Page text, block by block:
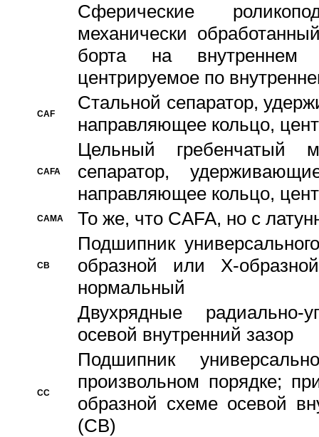
Сферические
механически
борта на внутреннем
центрируемое по
CAF
Стальной сепаратор,
направляющее кольцо,
CAFA
Цельный гребенчатый
сепаратор,
направляющее кольцо,
CAMA То же, что CAFA, но с
CB
Подшипник
образной или Х-
нормальный
Двухрядные радиально-
осевой внутренний зазор
CC
Подшипник
произвольном порядке;
образной схеме осевой
(CB)